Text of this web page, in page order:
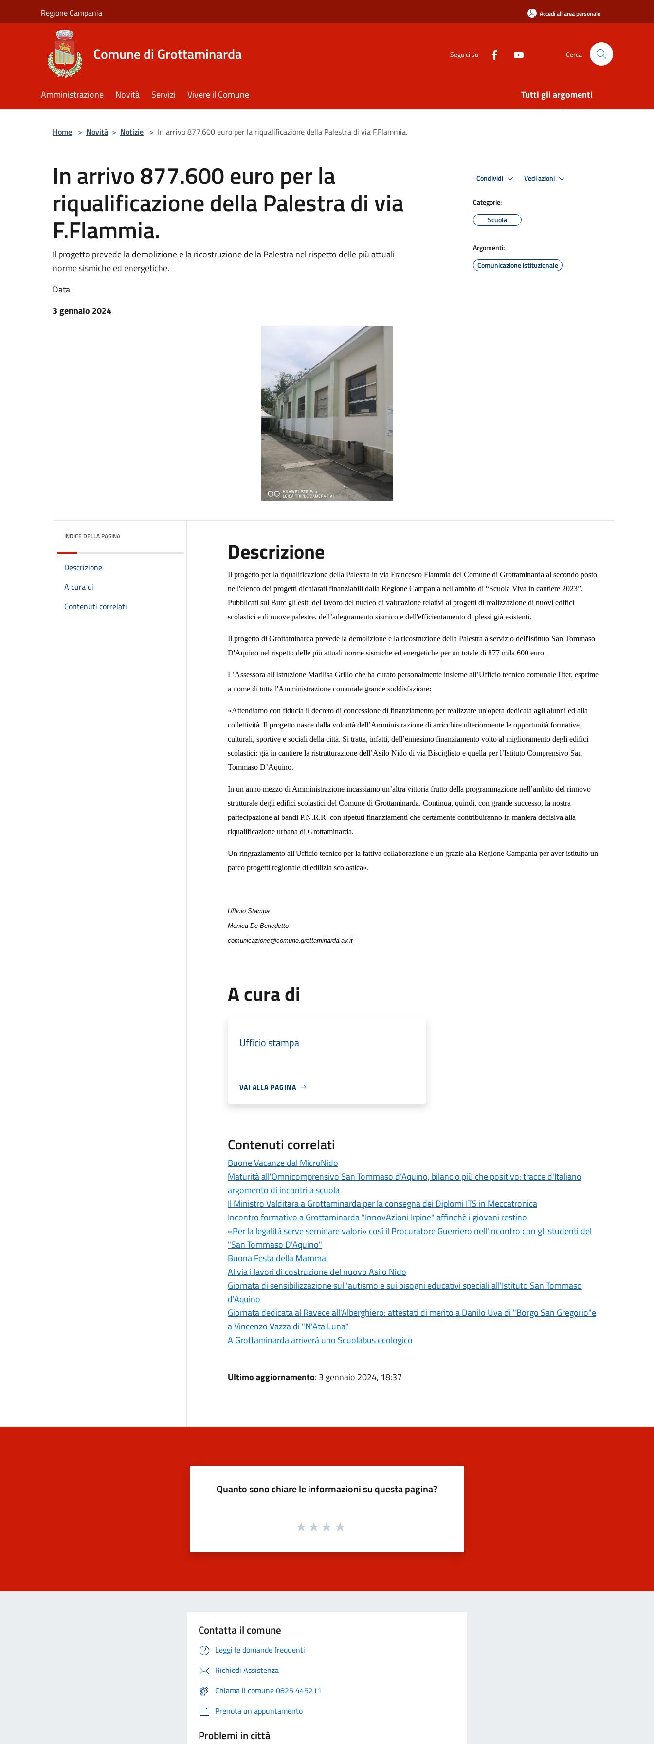
Regione Campania Accedi all'area personale
Comune di Grottaminarda Seguici su Cerca
Amministrazione Novità Servizi Vivere il Comune Tutti gli argomenti
Home > Novità > Notizie > In arrivo 877.600 euro per la riqualificazione della Palestra di via F.Flammia.
In arrivo 877.600 euro per la
riqualificazione della Palestra di via
F.Flammia.
Il progetto prevede la demolizione e la ricostruzione della Palestra nel rispetto delle più attuali
norme sismiche ed energetiche.
Data :
3 gennaio 2024
Condividi Vedi azioni
Categorie:
Scuola
Argomenti:
Comunicazione istituzionale
INDICE DELLA PAGINA
Descrizione
A cura di
Contenuti correlati
Descrizione
Il progetto per la riqualificazione della Palestra in via Francesco Flammia del Comune di Grottaminarda al secondo posto
nell'elenco dei progetti dichiarati finanziabili dalla Regione Campania nell'ambito di “Scuola Viva in cantiere 2023”.
Pubblicati sul Burc gli esiti del lavoro del nucleo di valutazione relativi ai progetti di realizzazione di nuovi edifici
scolastici e di nuove palestre, dell’adeguamento sismico e dell'efficientamento di plessi già esistenti.
Il progetto di Grottaminarda prevede la demolizione e la ricostruzione della Palestra a servizio dell'Istituto San Tommaso
D'Aquino nel rispetto delle più attuali norme sismiche ed energetiche per un totale di 877 mila 600 euro.
L’Assessora all'Istruzione Marilisa Grillo che ha curato personalmente insieme all’Ufficio tecnico comunale l'iter, esprime
a nome di tutta l'Amministrazione comunale grande soddisfazione:
«Attendiamo con fiducia il decreto di concessione di finanziamento per realizzare un'opera dedicata agli alunni ed alla
collettività. Il progetto nasce dalla volontà dell’Amministrazione di arricchire ulteriormente le opportunità formative,
culturali, sportive e sociali della città. Si tratta, infatti, dell’ennesimo finanziamento volto al miglioramento degli edifici
scolastici: già in cantiere la ristrutturazione dell’Asilo Nido di via Bisciglieto e quella per l’Istituto Comprensivo San
Tommaso D’Aquino.
In un anno mezzo di Amministrazione incassiamo un’altra vittoria frutto della programmazione nell’ambito del rinnovo
strutturale degli edifici scolastici del Comune di Grottaminarda. Continua, quindi, con grande successo, la nostra
partecipazione ai bandi P.N.R.R. con ripetuti finanziamenti che certamente contribuiranno in maniera decisiva alla
riqualificazione urbana di Grottaminarda.
Un ringraziamento all'Ufficio tecnico per la fattiva collaborazione e un grazie alla Regione Campania per aver istituito un
parco progetti regionale di edilizia scolastica».
Ufficio Stampa
Monica De Benedetto
comunicazione@comune.grottaminarda.av.it
A cura di
Ufficio stampa
VAI ALLA PAGINA
Contenuti correlati
Buone Vacanze dal MicroNido
Maturità all'Omnicomprensivo San Tommaso d’Aquino, bilancio più che positivo: tracce d'Italiano
argomento di incontri a scuola
Il Ministro Valditara a Grottaminarda per la consegna dei Diplomi ITS in Meccatronica
Incontro formativo a Grottaminarda "InnovAzioni Irpine" affinchè i giovani restino
«Per la legalità serve seminare valori» così il Procuratore Guerriero nell'incontro con gli studenti del
"San Tommaso D'Aquino"
Buona Festa della Mamma!
Al via i lavori di costruzione del nuovo Asilo Nido
Giornata di sensibilizzazione sull'autismo e sui bisogni educativi speciali all'Istituto San Tommaso
d'Aquino
Giornata dedicata al Ravece all'Alberghiero: attestati di merito a Danilo Uva di "Borgo San Gregorio"e
a Vincenzo Vazza di "N'Ata Luna"
A Grottaminarda arriverà uno Scuolabus ecologico
Ultimo aggiornamento: 3 gennaio 2024, 18:37
Quanto sono chiare le informazioni su questa pagina?
Contatta il comune
Leggi le domande frequenti
Richiedi Assistenza
Chiama il comune 0825 445211
Prenota un appuntamento
Problemi in città